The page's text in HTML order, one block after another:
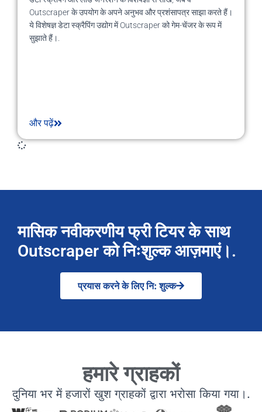
Outscraper के उपयोग के अपने अनुभव और प्रशंसापत्र साझा करते हैं।
ये विशेषज्ञ डेटा स्क्रैपिंग उद्योग में Outscraper को गेम-चेंजर के रूप में
सुझाते हैं।.
और पढ़ें
मासिक नवीकरणीय फ्री टियर के साथ
Outscraper को निःशुल्क आज़माएं।.
प्रयास करने के लिए नि: शुल्क
हमारे ग्राहकों
दुनिया भर में हजारों खुश ग्राहकों द्वारा भरोसा किया गया।.